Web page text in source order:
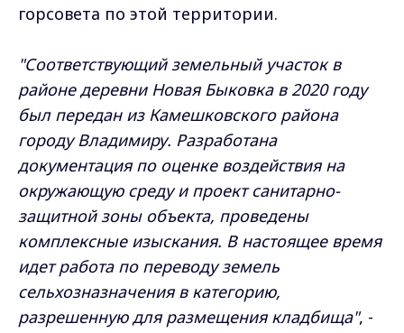
горсовета по этой территории.
"Соответствующий земельный участок в
районе деревни Новая Быковка в 2020 году
был передан из Камешковского района
городу Владимиру. Разработана
документация по оценке воздействия на
окружающую среду и проект санитарно-
защитной зоны объекта, проведены
комплексные изыскания. В настоящее время
идет работа по переводу земель
сельхозназначения в категорию,
разрешенную для размещения кладбища", -